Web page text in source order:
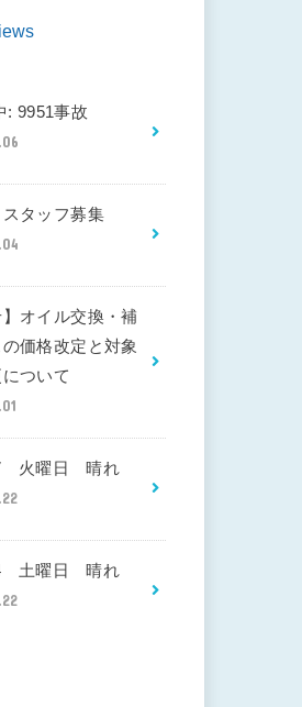
: 9951事故
タッフ募集
】オイル交換・補
価格改定と対象
ついて
火曜日 晴れ
土曜日 晴れ